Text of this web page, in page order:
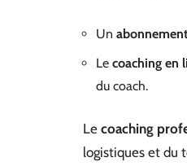
Un
Le coaching en
du coach.
Le coaching
logistiques et du